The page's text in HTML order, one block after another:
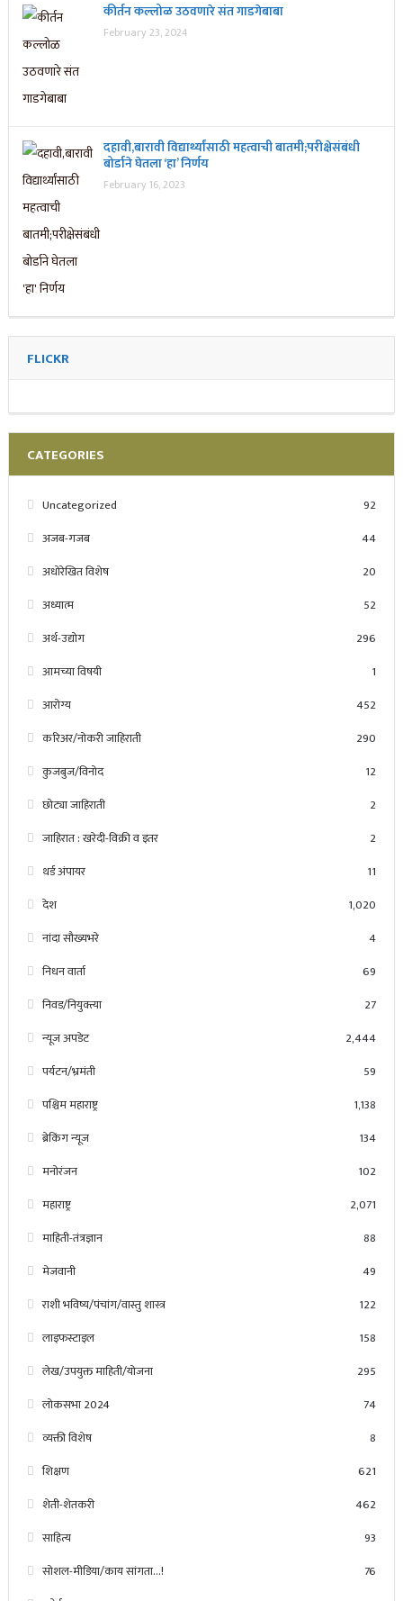
कीर्तन कल्लोळ उठवणारे संत गाडगेबाबा
February 23, 2024
दहावी,बारावी विद्यार्थ्यांसाठी महत्वाची बातमी;परीक्षेसंबंधी
बोर्डाने घेतला ‘हा’ निर्णय
February 16, 2023
FLICKR
CATEGORIES
Uncategorized
92
अजब-गजब
44
अधोरेखित विशेष
20
अध्यात्म
52
अर्थ-उद्योग
296
आमच्या विषयी
1
आरोग्य
452
करिअर/नोकरी जाहिराती
290
कुजबुज/विनोद
12
छोट्या जाहिराती
2
जाहिरात : खरेदी-विक्री व इतर
2
थर्ड अंपायर
11
देश
1,020
नांदा सौख्यभरे
4
निधन वार्ता
69
निवड/नियुक्त्या
27
न्यूज अपडेट
2,444
पर्यटन/भ्रमंती
59
पश्चिम महाराष्ट्र
1,138
ब्रेकिंग न्यूज
134
मनोरंजन
102
महाराष्ट्र
2,071
माहिती-तंत्रज्ञान
88
मेजवानी
49
राशी भविष्य/पंचांग/वास्तु शास्त्र
122
लाइफस्टाइल
158
लेख/उपयुक्त माहिती/योजना
295
लोकसभा 2024
74
व्यक्ती विशेष
8
शिक्षण
621
शेती-शेतकरी
462
साहित्य
93
सोशल-मीडिया/काय सांगता…!
76